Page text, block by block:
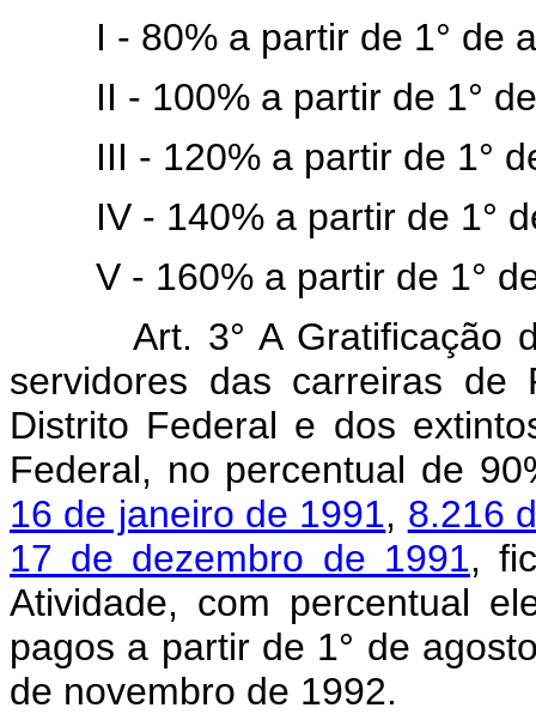
I - 80% a partir de 1° de
II - 100% a partir de 1°
III - 120% a partir de 1°
IV - 140% a partir de 1°
V - 160% a partir de 1°
Art. 3° A Gratificação
servidores das carreiras
Distrito Federal e dos
Federal, no percentual de
16 de janeiro de 1991, 8.216
17 de dezembro de 1991,
Atividade, com percentual
pagos a partir de 1° de
de novembro de 1992.